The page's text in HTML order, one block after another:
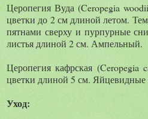
Церопегия Вуда (Ceropegia
цветки до 2 см длиной летом.
пятнами сверху и пурпурные
листья длиной 2 см. Ампельный.
Церопегия кафрская
цветки длиной 5 см. Яйцевидные
Уход: